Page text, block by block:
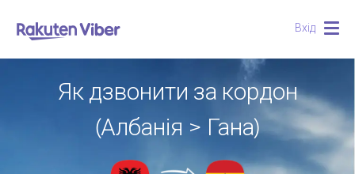
Вхід
Як дзвонити за кордон
(Албанія > Гана)